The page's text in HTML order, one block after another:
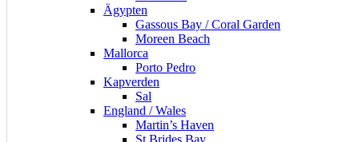
Ägypten
Gassous Bay / Coral Garden
Moreen Beach
Mallorca
Porto Pedro
Kapverden
Sal
England / Wales
Martin’s Haven
St Brides Bay